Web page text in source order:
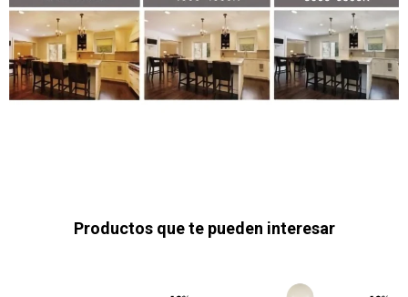
Productos que te pueden interesar